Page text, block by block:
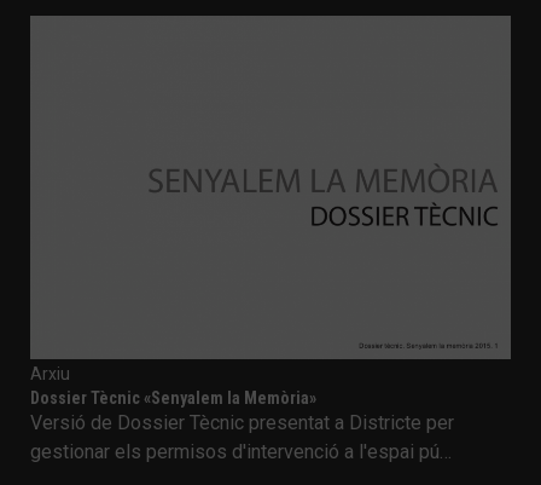
Arxiu
Dossier Tècnic «Senyalem la Memòria»
Versió de Dossier Tècnic presentat a Districte per
gestionar els permisos d'intervenció a l'espai pú…